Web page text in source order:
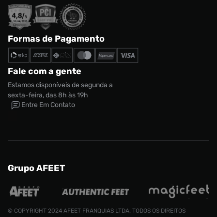
Formas de Pagamento
Fale com a gente
Estamos disponíveis de segunda a
sexta-feira, das 8h às 19h
Entre Em Contato
Grupo AFEET
© COPYRIGHT 2024 AFEET FRANQUIAS LTDA. TODOS OS DIREITOS